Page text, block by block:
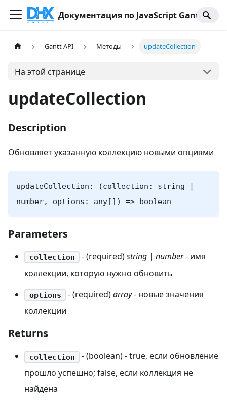
Документация по JavaScript Gantt
Gantt API Методы updateCollection
На этой странице
updateCollection
Description
Обновляет указанную коллекцию новыми опциями
updateCollection: (collection: string |
number, options: any[]) => boolean
Parameters
collection - (required)string | number- имя
коллекции, которую нужно обновить
options - (required)array- новые значения
коллекции
Returns
collection
- (boolean) - true, если обновление
прошло успешно; false, если коллекция не
найдена